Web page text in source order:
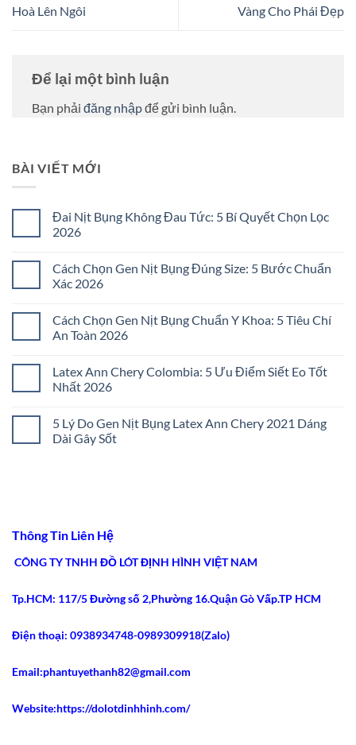
Hoà Lên Ngôi
Vàng Cho Phái Đẹp
Để lại một bình luận
Bạn phải đăng nhậpđể gửi bình luận.
BÀI VIẾT MỚI
Đai Nịt Bụng Không Đau Tức: 5 Bí Quyết Chọn Lọc
2026
bình
luận
ở
Bụng
Không
Đau
Quyết
Chọn
Cách Chọn Gen Nịt Bụng Đúng Size: 5 Bước Chuẩn
Xác 2026
bình
luận
ở
Gen
Nịt
Bụng
5
Bước
Chuẩn
Cách Chọn Gen Nịt Bụng Chuẩn Y Khoa: 5 Tiêu Chí
An Toàn 2026
bình
luận
ở
Gen
Nịt
Bụng
2026
Latex Ann Chery Colombia: 5 Ưu Điểm Siết Eo Tốt
Nhất 2026
bình
luận
ở
Eo
Nhất
2026
5 Lý Do Gen Nịt Bụng Latex Ann Chery 2021 Dáng
Dài Gây Sốt
Gen
Bụng
Latex
2021
Gây
Sốt
Thông Tin Liên Hệ
CÔNG TY TNHH ĐỒ LÓT ĐỊNH HÌNH VIỆT NAM
Tp.HCM: 117/5 Đường số 2,Phường 16.Quận Gò Vấp.TP HCM
Điện thoại: 0938934748-0989309918(Zalo)
Email:phantuyethanh82@gmail.com
Website:https://dolotdinhhinh.com/